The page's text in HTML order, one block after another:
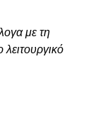
με τη